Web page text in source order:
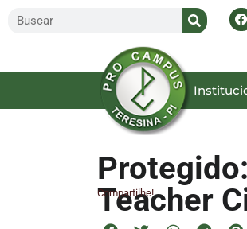
Inicial
Teacher
Compartilhe!